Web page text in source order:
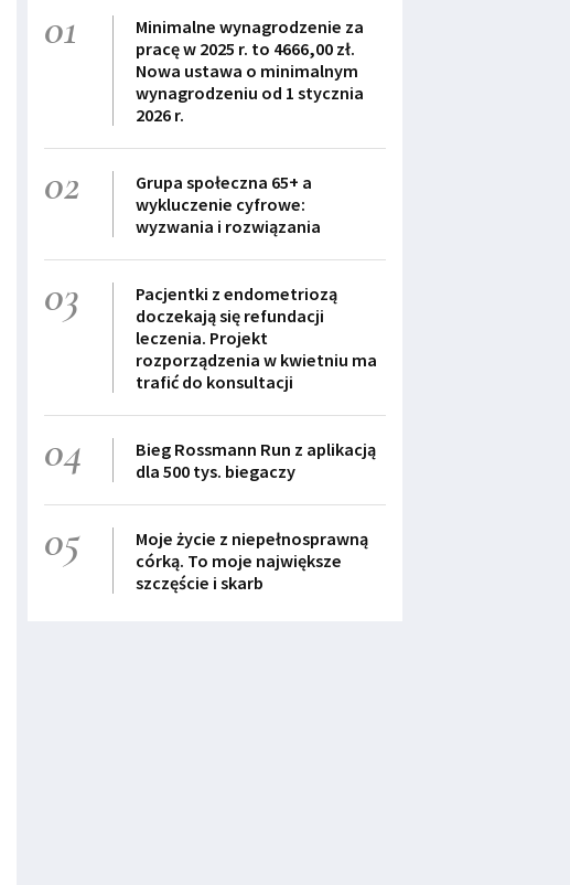
01
Minimalne wynagrodzenie za
pracę w 2025 r. to 4666,00 zł.
Nowa ustawa o minimalnym
wynagrodzeniu od 1 stycznia
2026 r.
02
Grupa społeczna 65+ a
wykluczenie cyfrowe:
wyzwania i rozwiązania
03
Pacjentki z endometriozą
doczekają się refundacji
leczenia. Projekt
rozporządzenia w kwietniu ma
trafić do konsultacji
04
Bieg Rossmann Run z aplikacją
dla 500 tys. biegaczy
05
Moje życie z niepełnosprawną
córką. To moje największe
szczęście i skarb